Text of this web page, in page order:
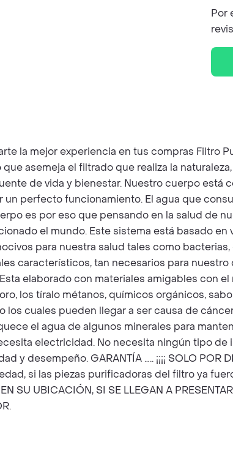
Por
la mejor experiencia en tus compras Filtro
asemeja el filtrado que realiza la
de vida y bienestar. Nuestro cuerpo está
perfecto funcionamiento. El agua que
es por eso que pensando en la salud de
el mundo. Este sistema está basado
para nuestra salud tales como
característicos, tan necesarios para
elaborado con materiales amigables con
los tíralo métanos, químicos orgánicos,
cuales pueden llegar a ser causa de
el agua de algunos minerales para
electricidad. No necesita ningún tipo
y desempeño. GARANTÍA ….. ¡¡¡¡ SOLO
si las piezas purificadoras del filtro ya
SU UBICACIÓN, SI SE LLEGAN A